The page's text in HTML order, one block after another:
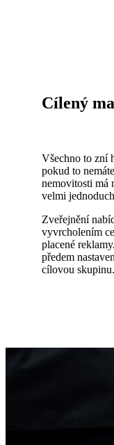
Cílený
Všechno to zní
pokud to
nemovitosti má
velmi
Zveřejnění
vyvrcholením
placené
předem
cílovou skupinu.